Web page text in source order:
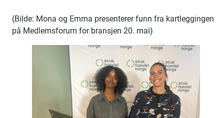
(Bilde: Mona og Emma presenterer funn fra kartleggingen
på Medlemsforum for bransjen 20. mai)